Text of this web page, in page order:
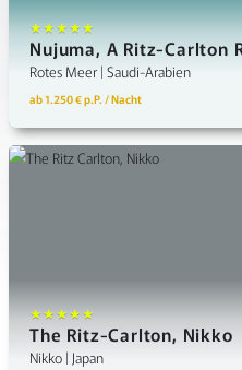
★★★★★
Nujuma, A Ritz-Carlton
Rotes Meer | Saudi-Arabien
ab 1.250 € p.P. / Nacht
★★★★★
The Ritz-Carlton, Nikko
Nikko | Japan